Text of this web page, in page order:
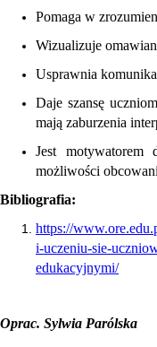
Pomaga w
Wizualizuje
Usprawnia
Daje szansę
mają zaburzenia
Jest
możliwości
Bibliografia:
https://
i-uczeniu-sie-
edukacyjnymi/
Oprac. Sylwia Parólska